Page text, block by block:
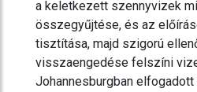
a keletkezett szennyvizek
összegyűjtése, és az
tisztítása, majd szigorú
visszaengedése felszíni
Johannesburgban